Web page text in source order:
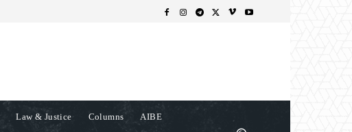
Law & Justice Columns AIBE